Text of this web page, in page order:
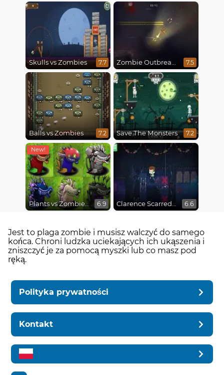
Skulls vs Zombies 7.7 Zombie Outbreak Arena 7.5
Balls vs Zombies 7.2 Save The Monsters 7.2
Plants vs Zombies Fusion Mode 6.9 Clarence Scarred Silly 6.6
Jest to plaga zombie i musisz walczyć do samego
końca. Chroni ludzka uciekających ich ukąszenia i
zniszczyć je za pomocą myszki lub co masz pod
ręką.
Polityka prywatności
Kontakt